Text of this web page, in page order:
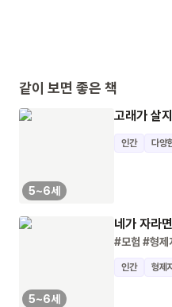
같이 보면 좋은 책
5~6세
고래가 살
인간 다양
5~6세
네가 자라면
#모험 #형제
인간 형제